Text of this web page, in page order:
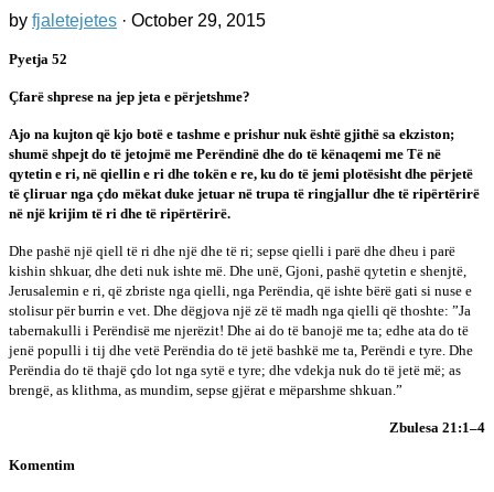
by fjaletejetes · October 29, 2015
Pyetja 52
Çfarë shprese na jep jeta e përjetshme?
Ajo na kujton që kjo botë e tashme e prishur nuk është gjithë sa ekziston;
shumë shpejt do të jetojmë me Perëndinë dhe do të kënaqemi me Të në
qytetin e ri, në qiellin e ri dhe tokën e re, ku do të jemi plotësisht dhe përjetë
të çliruar nga çdo mëkat duke jetuar në trupa të ringjallur dhe të ripërtërirë
në një krijim të ri dhe të ripërtërirë.
Dhe pashë një qiell të ri dhe një dhe të ri; sepse qielli i parë dhe dheu i parë
kishin shkuar, dhe deti nuk ishte më. Dhe unë, Gjoni, pashë qytetin e shenjtë,
Jerusalemin e ri, që zbriste nga qielli, nga Perëndia, që ishte bërë gati si nuse e
stolisur për burrin e vet. Dhe dëgjova një zë të madh nga qielli që thoshte: ”Ja
tabernakulli i Perëndisë me njerëzit! Dhe ai do të banojë me ta; edhe ata do të
jenë populli i tij dhe vetë Perëndia do të jetë bashkë me ta, Perëndi e tyre. Dhe
Perëndia do të thajë çdo lot nga sytë e tyre; dhe vdekja nuk do të jetë më; as
brengë, as klithma, as mundim, sepse gjërat e mëparshme shkuan.”
Zbulesa 21:1–4
Komentim